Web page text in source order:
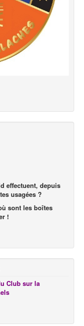
effectuent, depuis
usagées ?
sont les boîtes
!
Club sur la